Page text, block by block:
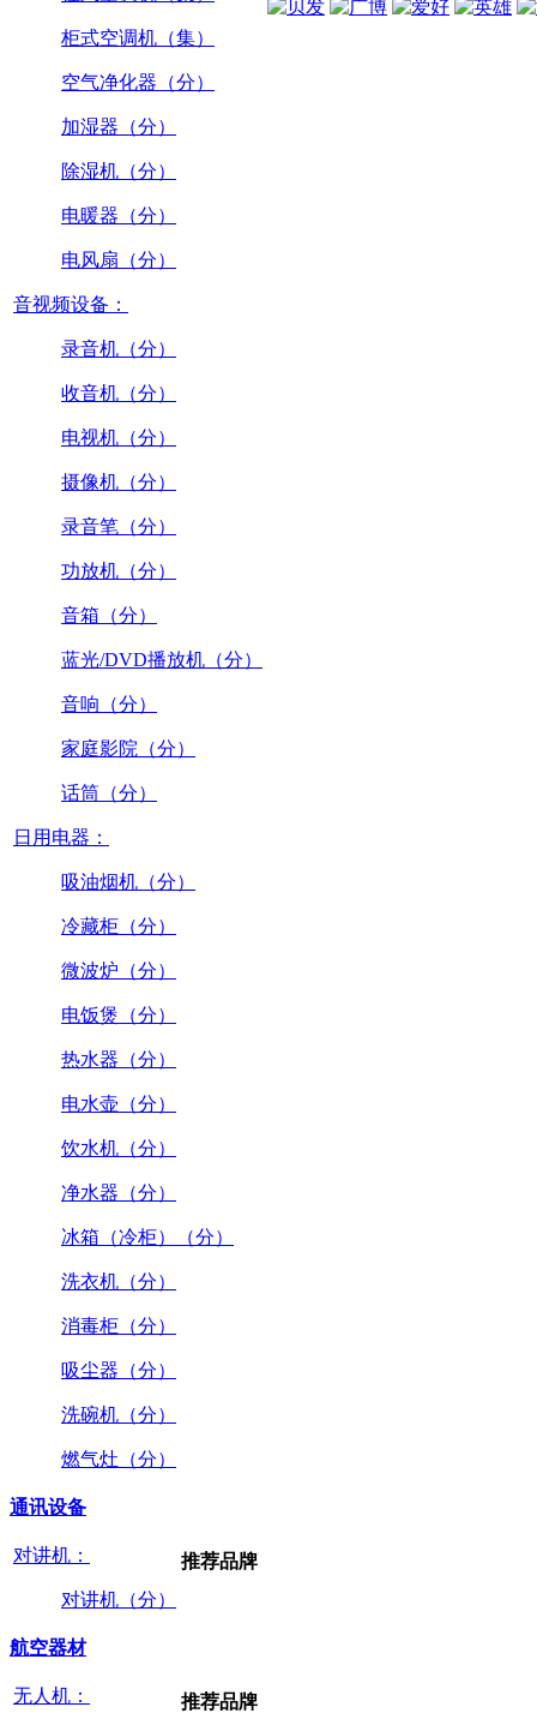
柜式空调机（集）
空气净化器（分）
加湿器（分）
除湿机（分）
电暖器（分）
电风扇（分）
音视频设备：
录音机（分）
收音机（分）
电视机（分）
摄像机（分）
录音笔（分）
功放机（分）
音箱（分）
蓝光/DVD播放机（分）
音响（分）
家庭影院（分）
话筒（分）
日用电器：
吸油烟机（分）
冷藏柜（分）
微波炉（分）
电饭煲（分）
热水器（分）
电水壶（分）
饮水机（分）
净水器（分）
冰箱（冷柜）（分）
洗衣机（分）
消毒柜（分）
吸尘器（分）
洗碗机（分）
燃气灶（分）
通讯设备
对讲机：
对讲机（分）
推荐品牌
航空器材
无人机： 推荐品牌